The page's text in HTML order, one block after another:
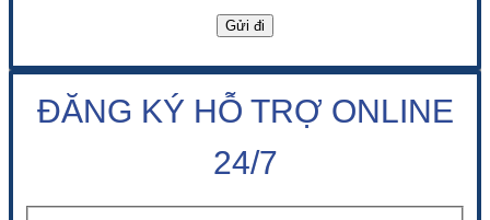
ĐĂNG KÝ HỖ TRỢ ONLINE
24/7